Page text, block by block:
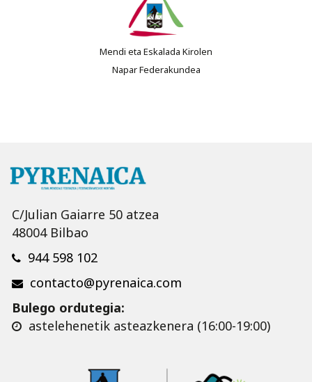
Mendi eta Eskalada Kirolen
Napar Federakundea
C/Julian Gaiarre 50 atzea
48004 Bilbao
944 598 102
contacto@pyrenaica.com
Bulego ordutegia:
astelehenetik asteazkenera (16:00-19:00)